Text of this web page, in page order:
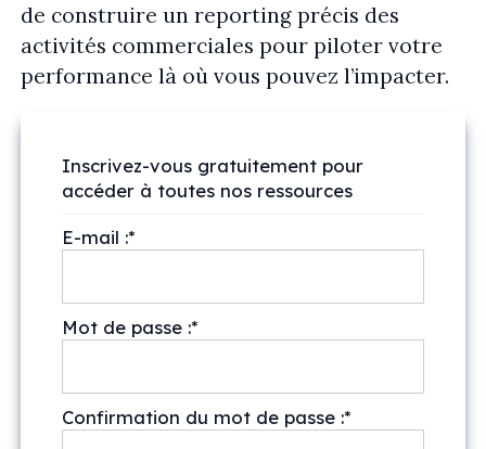
de construire un reporting précis des
activités commerciales pour piloter votre
performance là où vous pouvez l’impacter.
Inscrivez-vous gratuitement pour
accéder à toutes nos ressources
E-mail :*
Mot de passe :*
Confirmation du mot de passe :*